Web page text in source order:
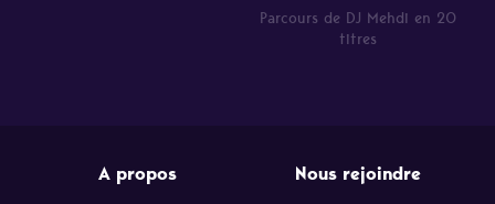
Parcours de DJ Mehdi en 20
titres
A propos Nous rejoindre